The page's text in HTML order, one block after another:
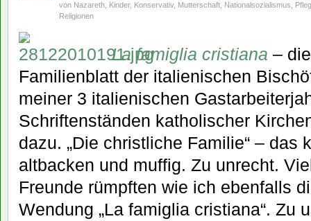
von Nazareth Kinder, Konservativ, Mutterschaft Nationalsozialismus
Religionen
La famiglia cristiana –
Familienblatt der italienischen
meiner 3 italienischen
Schriftenständen katholischer
dazu. „Die christliche Familie“ – das
altbacken und muffig. Zu unrecht.
Freunde rümpften wie ich ebenfalls
Wendung „La famiglia cristiana“. Zu